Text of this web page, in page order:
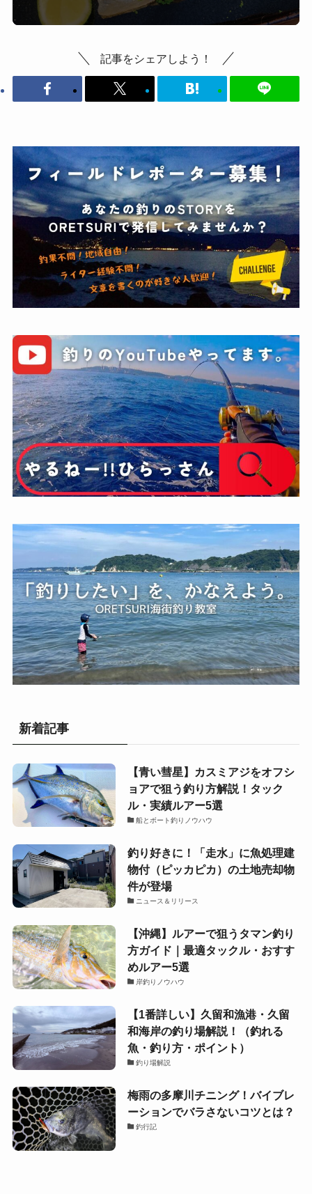
記事をシェアしよう！
新着記事
【青い彗星】カスミアジをオフシ
ョアで狙う釣り方解説！タック
ル・実績ルアー5選
船とボート釣りノウハウ
釣り好きに！「走水」に魚処理建
物付（ピッカピカ）の土地売却物
件が登場
ニュース＆リリース
【沖縄】ルアーで狙うタマン釣り
方ガイド｜最適タックル・おすす
めルアー5選
岸釣りノウハウ
【1番詳しい】久留和漁港・久留
和海岸の釣り場解説！（釣れる
魚・釣り方・ポイント）
釣り場解説
梅雨の多摩川チニング！バイブレ
ーションでバラさないコツとは？
釣行記